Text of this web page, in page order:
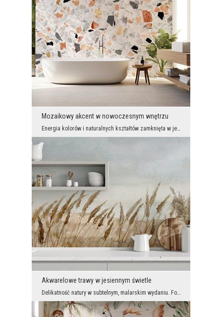
Mozaikowy akcent w nowoczesnym wnętrzu
Energia kolorów i naturalnych kształtów zamknięta w jednym dekoracyjnym elemencie. Fototapeta imi...
Akwarelowe trawy w jesiennym świetle
Delikatność natury w subtelnym, malarskim wydaniu. Fototapeta ukazuje złociste trawy falujące na ...